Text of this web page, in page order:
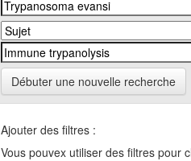
Débuter une nouvelle recherche
Ajouter des filtres :
Vous pouvex utiliser des filtres pour